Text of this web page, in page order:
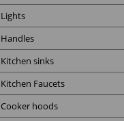
Lights
Handles
Kitchen sinks
Kitchen Faucets
Cooker hoods